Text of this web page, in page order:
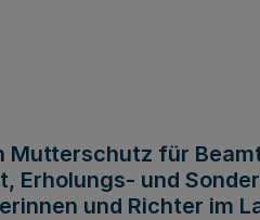
Mutterschutz für
Erholungs- und
und Richter im